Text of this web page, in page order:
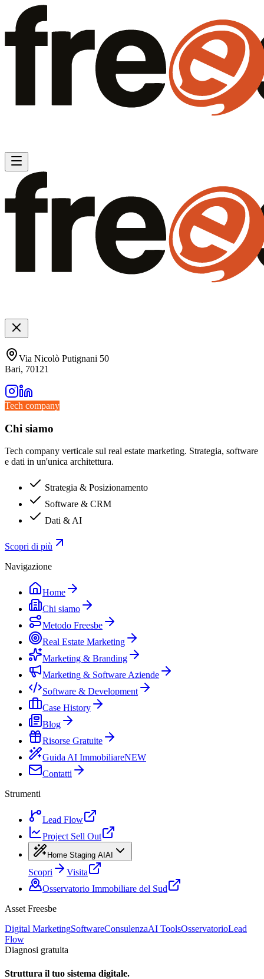
Via Nicolò Putignani 50
Bari, 70121
Tech company
Chi siamo
Tech company verticale sul real estate marketing. Strategia, software
e dati in un'unica architettura.
Strategia & Posizionamento
Software & CRM
Dati & AI
Scopri di più
Navigazione
Home
Chi siamo
Metodo Freesbe
Real Estate Marketing
Marketing & Branding
Marketing & Software Aziende
Software & Development
Case History
Blog
Risorse Gratuite
Guida AI ImmobiliareNEW
Contatti
Strumenti
Lead Flow
Project Sell Out
Home Staging AI AI
Scopri
Visita
Osservatorio Immobiliare del Sud
Asset Freesbe
Digital MarketingSoftwareConsulenzaAI ToolsOsservatorioLead
Flow
Diagnosi gratuita
Struttura il tuo sistema digitale.